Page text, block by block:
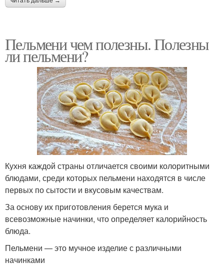
Пельмени чем полезны. Полезны
ли пельмени?
Кухня каждой страны отличается своими колоритными
блюдами, среди которых пельмени находятся в числе
первых по сытости и вкусовым качествам.
За основу их приготовления берется мука и
всевозможные начинки, что определяет калорийность
блюда.
Пельмени — это мучное изделие с различными
начинками